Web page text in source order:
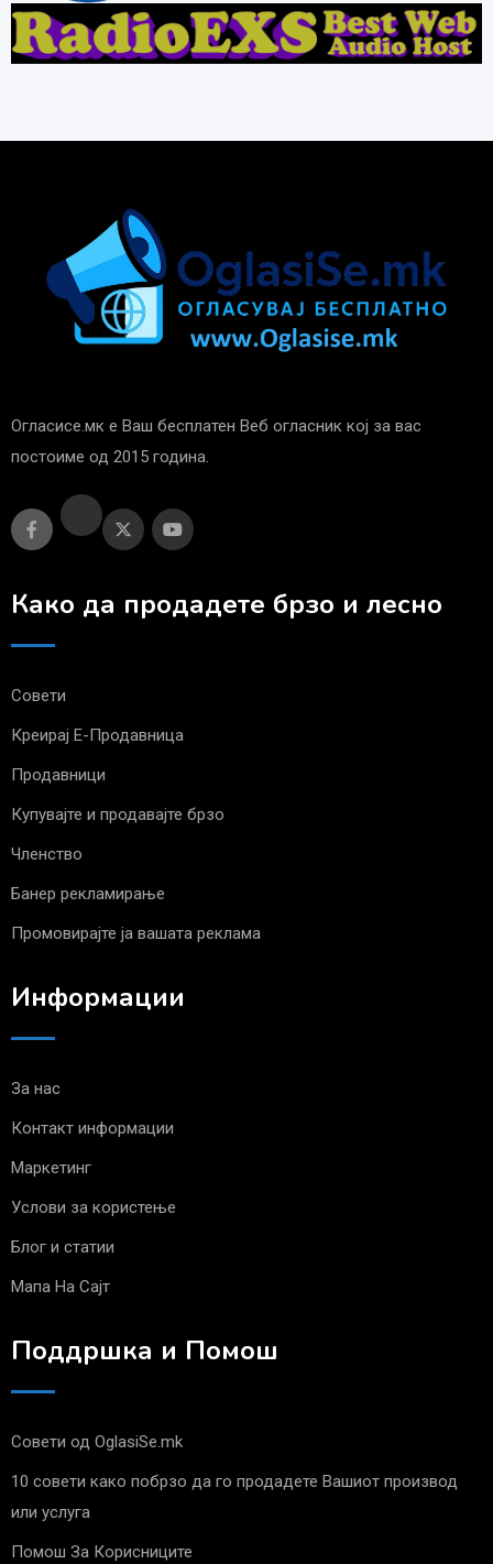
Огласисе.мк е Ваш бесплатен Веб огласник кој за вас
постоиме од 2015 година.
Како да продадете брзо и лесно
Совети
Креирај Е-Продавница
Продавници
Купувајте и продавајте брзо
Членство
Банер рекламирање
Промовирајте ја вашата реклама
Информации
За нас
Контакт информации
Маркетинг
Услови за користење
Блог и статии
Мапа На Сајт
Поддршка и Помош
Совети од OglasiSe.mk
10 совети како побрзо да го продадете Вашиот производ
или услуга
Помош За Корисниците